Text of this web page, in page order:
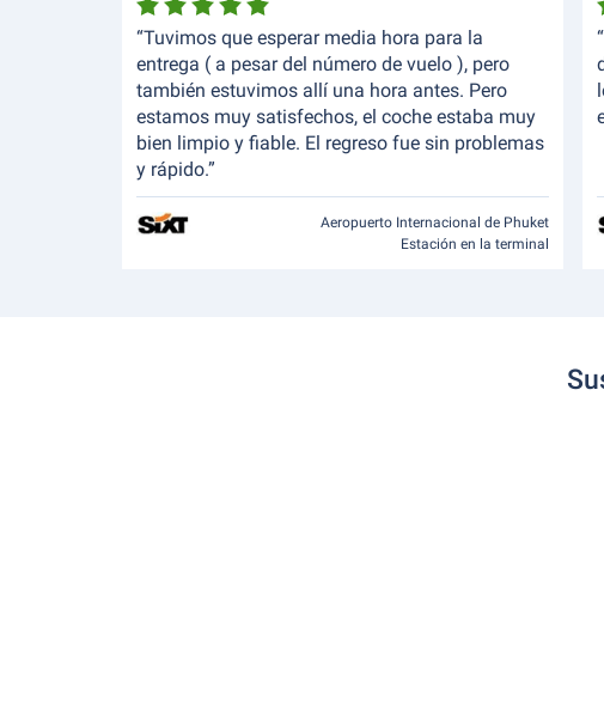
“Tuvimos que esperar media hora para la
entrega ( a pesar del número de vuelo ), pero
también estuvimos allí una hora antes. Pero
estamos muy satisfechos, el coche estaba muy
bien limpio y fiable. El regreso fue sin problemas
y rápido.”
Aeropuerto Internacional de Phuket
Estación en la terminal